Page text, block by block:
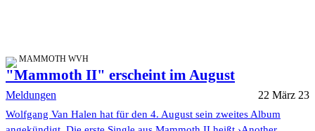
MAMMOTH WVH
"Mammoth II" erscheint im August
Meldungen 22 März 23
Wolfgang Van Halen hat für den 4. August sein zweites Album